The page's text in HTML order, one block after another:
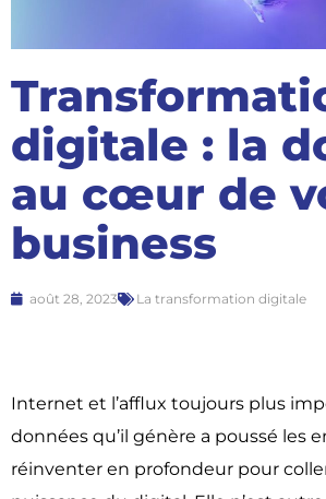
digitale : la
au cœur de
business
août 28, 2023 La transformation digitale
Internet et l’afflux toujours plus
données qu’il génère a poussé les
réinventer en profondeur pour